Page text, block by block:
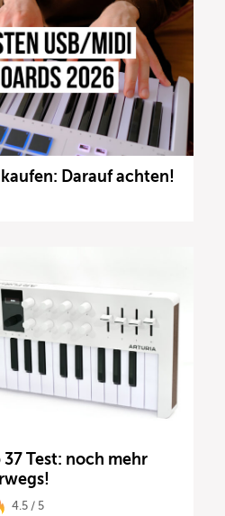
Darauf achten!
Test: noch mehr
4.5 / 5